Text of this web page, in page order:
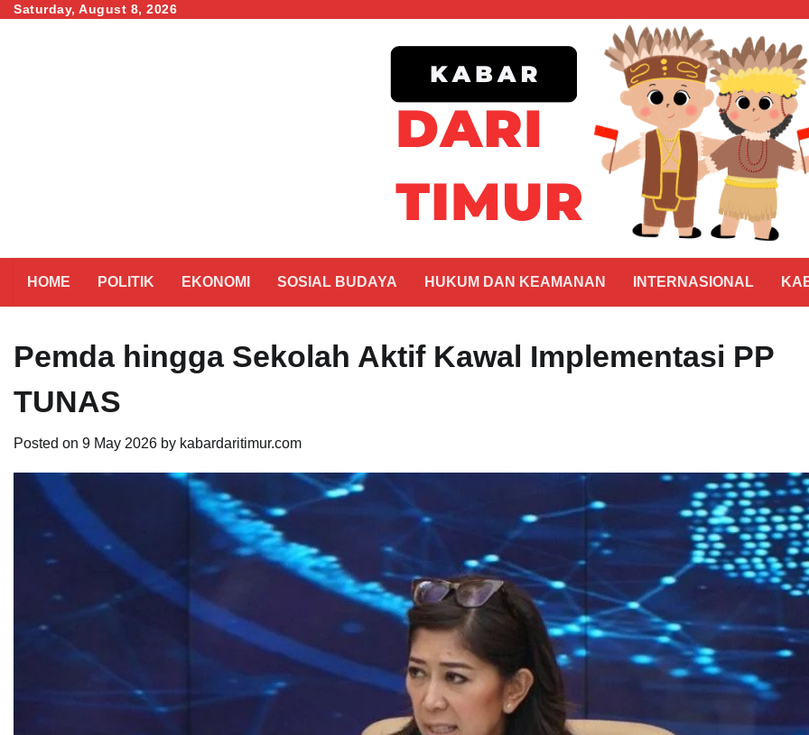
SkipSaturday, August 8, 2026
HOME POLITIK EKONOMI SOSIAL BUDAYA HUKUM DAN KEAMANAN INTERNASIONAL
Pemda hingga Sekolah Aktif Kawal Implementasi PP
TUNAS
Posted on 9 May 2026 by kabardaritimur.com